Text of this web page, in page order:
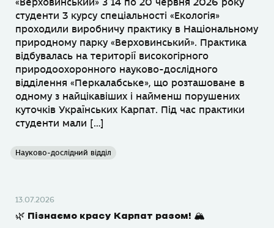
«Верховинський» З 14 по 20 червня 2026 року
студенти 3 курсу спеціальності «Екологія»
проходили виробничу практику в Національному
природному парку «Верховинський». Практика
відбувалась на території високогірного
природоохоронного науково-дослідного
відділення «Перкалабське», що розташоване в
одному з найцікавіших і найменш порушених
куточків Українських Карпат. Під час практики
студенти мали […]
Науково-дослідний відділ
13.07.2026
🌿 Пізнаємо красу Карпат разом! 🏔